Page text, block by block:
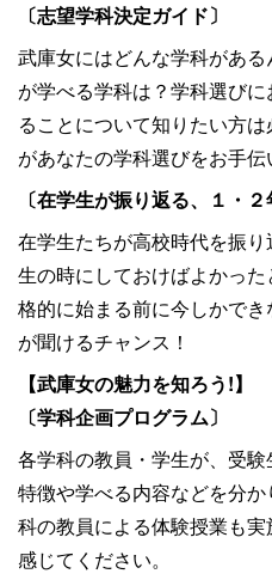
〔志望学科決定ガイド〕
武庫女にはどんな学科があ
が学べる学科は？学科選び
ることについて知りたい方
があなたの学科選びをお手伝
〔在学生が振り返る、１・２
在学生たちが高校時代を振
生の時にしておけばよかっ
格的に始まる前に今しかで
が聞けるチャンス！
【武庫女の魅力を知ろう!】
〔学科企画プログラム〕
各学科の教員・学生が、受
特徴や学べる内容などを分か
科の教員による体験授業も
感じてください。